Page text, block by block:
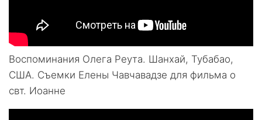
Воспоминания Олега Реута. Шанхай, Тубабао,
США. Съемки Елены Чавчавадзе для фильма о
свт. Иоанне